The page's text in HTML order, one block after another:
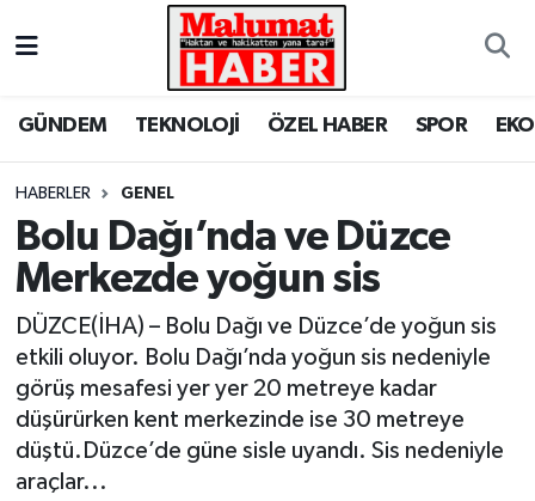
GÜNDEM TEKNOLOJİ ÖZEL HABER SPOR
HABERLER GENEL
Bolu Dağı’nda ve Düzce
Merkezde yoğun sis
DÜZCE(İHA) – Bolu Dağı ve Düzce’de yoğun sis
etkili oluyor. Bolu Dağı’nda yoğun sis nedeniyle
görüş mesafesi yer yer 20 metreye kadar
düşürürken kent merkezinde ise 30 metreye
düştü.Düzce’de güne sisle uyandı. Sis nedeniyle
araçlar...
Nöbetçi Eczaneler
Süper Lig Puan Durumu ve Fikstür
Tüm Manşetler
Son Dakika Haberleri
Haber Arşivi